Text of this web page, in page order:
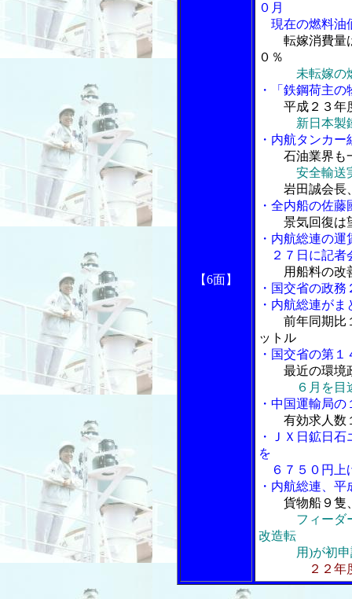
【6面】
０月
現在の燃料油
転嫁消費量
０％
未転嫁の
・「鉄鋼荷主
平成２３年
新日本
・内航タンカ
石油業界も
安全輸送
岩田誠会長
・全内船の佐
景気回復は
・内航総連の
２７日に記者
用船料の改
・国交省の政
・内航総連が
前年同期比
ットル
・国交省の第
最近の環境
６月を目
・中国運輸局
有効求人数
・ＪＸ日鉱日
を
６７５０円上
・内航総連、
貨物船９隻
フィーダ
改造転
用)が初申
２２年